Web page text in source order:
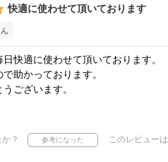
快適に使わせて頂いております
快適に使わせて頂いております。
助かっております。
ございます。
？ このレビューは